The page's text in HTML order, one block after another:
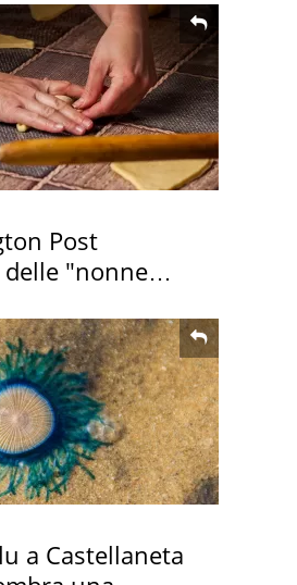
Post
"nonne
a Castellaneta